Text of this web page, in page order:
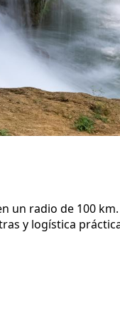
un radio de 100
y logística